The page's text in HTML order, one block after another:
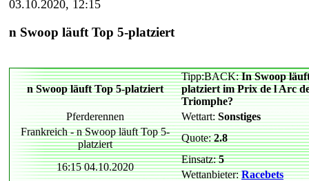
03.10.2020, 12:15
n Swoop läuft Top 5-platziert
n Swoop läuft Top 5-platziert
Tipp:BACK:In Swoop
platziert im Prix de l Arc
Triomphe?
Pferderennen
Wettart:Sonstiges
Frankreich - n Swoop läuft Top 5-
platziert
Quote:2.8
16:15 04.10.2020
Einsatz:5
Wettanbieter:Racebets